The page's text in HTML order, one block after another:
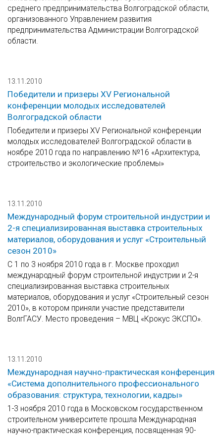
среднего предпринимательства Волгоградской области,
организованного Управлением развития
предпринимательства Администрации Волгоградской
области.
13.11.2010
Победители и призеры XV Региональной
конференции молодых исследователей
Волгоградской области
Победители и призеры XV Региональной конференции
молодых исследователей Волгоградской области в
ноябре 2010 года по направлению №16 «Архитектура,
строительство и экологические проблемы»
13.11.2010
Международный форум строительной индустрии и
2-я специализированная выставка строительных
материалов, оборудования и услуг «Строительный
сезон 2010»
С 1 по 3 ноября 2010 года в г. Москве проходил
международный форум строительной индустрии и 2-я
специализированная выставка строительных
материалов, оборудования и услуг «Строительный сезон
2010», в котором приняли участие представители
ВолгГАСУ. Место проведения – МВЦ «Крокус ЭКСПО».
13.11.2010
Международная научно-практическая конференция
«Система дополнительного профессионального
образования: структура, технологии, кадры»
1-3 ноября 2010 года в Московском государственном
строительном университете прошла Международная
научно-практическая конференция, посвященная 90-